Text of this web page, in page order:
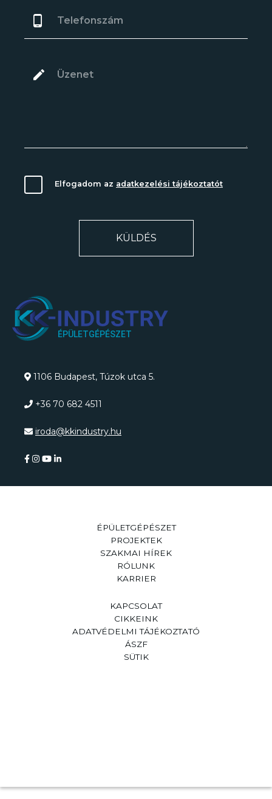
Elfogadom az adatkezelési tájékoztatót
KÜLDÉS
1106 Budapest, Túzok utca 5.
+36 70 682 4511
iroda@kkindustry.hu
ÉPÜLETGÉPÉSZET
PROJEKTEK
SZAKMAI HÍREK
RÓLUNK
KARRIER
KAPCSOLAT
CIKKEINK
ADATVÉDELMI TÁJÉKOZTATÓ
ÁSZF
SÜTIK